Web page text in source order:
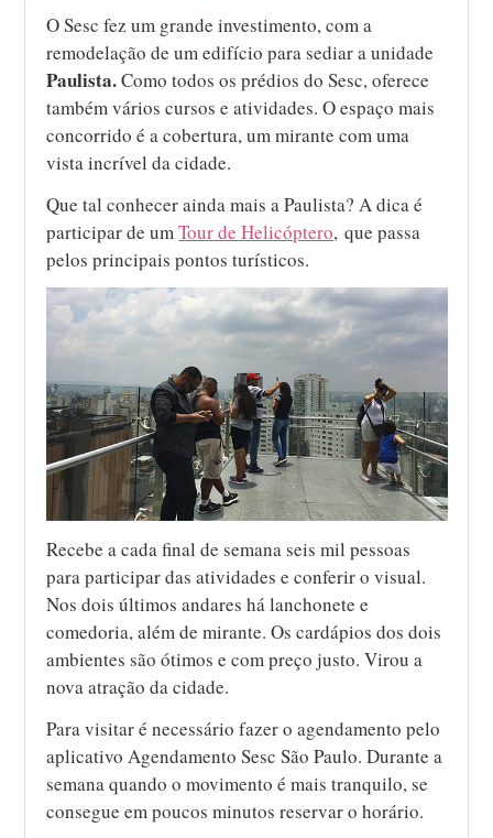
O Sesc fez um grande investimento, com a
remodelação de um edifício para sediar a unidade
Paulista.Como todos os prédios do Sesc, oferece
também vários cursos e atividades. O espaço mais
concorrido é a cobertura, um mirante com uma
vista incrível da cidade.
Que tal conhecer ainda mais a Paulista? A dica é
participar de umTour de Helicóptero, que passa
pelos principais pontos turísticos.
Recebe a cada final de semana seis mil pessoas
para participar das atividades e conferir o visual.
Nos dois últimos andares há lanchonete e
comedoria, além de mirante. Os cardápios dos dois
ambientes são ótimos e com preço justo. Virou a
nova atração da cidade.
Para visitar é necessário fazer o agendamento pelo
aplicativo Agendamento Sesc São Paulo. Durante a
semana quando o movimento é mais tranquilo, se
consegue em poucos minutos reservar o horário.